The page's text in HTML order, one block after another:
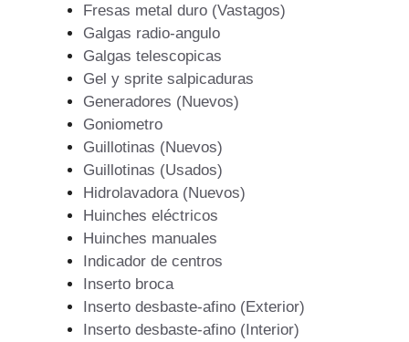
Fresas metal duro (Vastagos)
Galgas radio-angulo
Galgas telescopicas
Gel y sprite salpicaduras
Generadores (Nuevos)
Goniometro
Guillotinas (Nuevos)
Guillotinas (Usados)
Hidrolavadora (Nuevos)
Huinches eléctricos
Huinches manuales
Indicador de centros
Inserto broca
Inserto desbaste-afino (Exterior)
Inserto desbaste-afino (Interior)